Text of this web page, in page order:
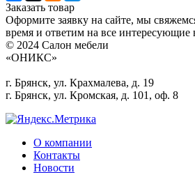
Заказать товар
Оформите заявку на сайте, мы
время и ответим на все интересующие
© 2024 Салон мебели
«ОНИКС»
г. Брянск, ул. Крахмалева, д. 19
г. Брянск, ул. Кромская, д. 101, оф. 8
О компании
Контакты
Новости